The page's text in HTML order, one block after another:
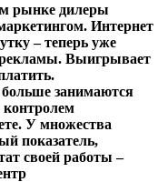
рынке дилеры
Интернет
– теперь уже
рекламы. Выигрывает
занимаются
У множества
показатель,
своей работы –